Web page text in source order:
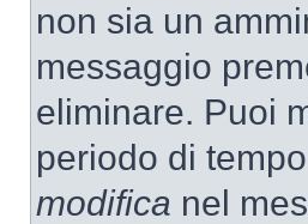
non sia un
messaggio
eliminare. Puoi
periodo di
modifica nel